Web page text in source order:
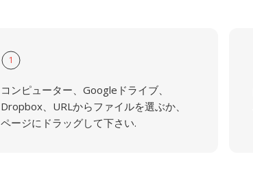
1
コンピューター、Googleドライブ、
Dropbox、URLからファイルを選ぶか、
ページにドラッグして下さい.